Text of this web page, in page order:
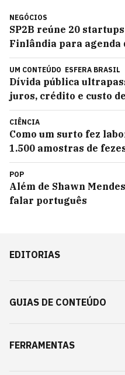
NEGÓCIOS
SP2B reúne 20
Finlândia para agenda
UM CONTEÚDO ESFERA BRASIL
Dívida pública
juros, crédito e custo
CIÊNCIA
Como um surto fez
1.500 amostras de
POP
Além de Shawn
falar português
EDITORIAS
GUIAS DE CONTEÚDO
FERRAMENTAS